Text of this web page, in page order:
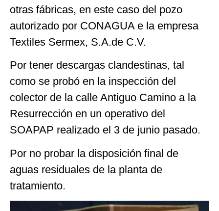
otras fábricas, en este caso del pozo
autorizado por CONAGUA e la empresa
Textiles Sermex, S.A.de C.V.
Por tener descargas clandestinas, tal
como se probó en la inspección del
colector de la calle Antiguo Camino a la
Resurrección en un operativo del
SOAPAP realizado el 3 de junio pasado.
Por no probar la disposición final de
aguas residuales de la planta de
tratamiento.